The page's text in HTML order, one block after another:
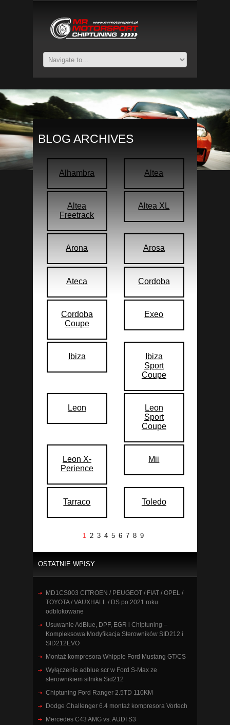
BLOG ARCHIVES
Alhambra Altea
Altea
Freetrack
Altea XL
Arona Arosa
Ateca Cordoba
Cordoba
Coupe
Exeo
Ibiza
Ibiza
Sport
Coupe
Leon
Leon
Sport
Coupe
Leon X-
Perience
Mii
Tarraco Toledo
1 2 3 4 5 6 7 8 9
OSTATNIE WPISY
MD1CS003 CITROEN / PEUGEOT / FIAT / OPEL /
TOYOTA / VAUXHALL / DS po 2021 roku
odblokowane
Usuwanie AdBlue, DPF, EGR i Chiptuning –
Kompleksowa Modyfikacja Sterowników SID212 i
SID212EVO
Montaż kompresora Whipple Ford Mustang GT/CS
Wyłączenie adblue scr w Ford S-Max ze
sterownikiem silnika Sid212
Chiptuning Ford Ranger 2.5TD 110KM
Dodge Challenger 6.4 montaż kompresora Vortech
Mercedes C43 AMG vs. AUDI S3